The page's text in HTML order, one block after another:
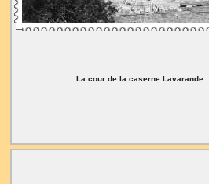
La cour de la caserne Lavarande